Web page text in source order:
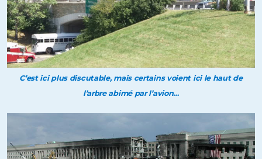
C’est ici plus discutable, mais certains voient ici le haut de
l’arbre abimé par l’avion…